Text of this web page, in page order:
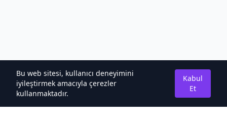
Bu web sitesi, kullanıcı deneyimini
iyileştirmek amacıyla çerezler
kullanmaktadır.
Kabul
Et